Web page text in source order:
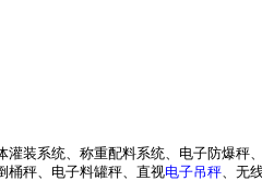
灌装系统、称重配料系统、电子防爆秤
桶秤、电子料罐秤、直视电子吊秤、无